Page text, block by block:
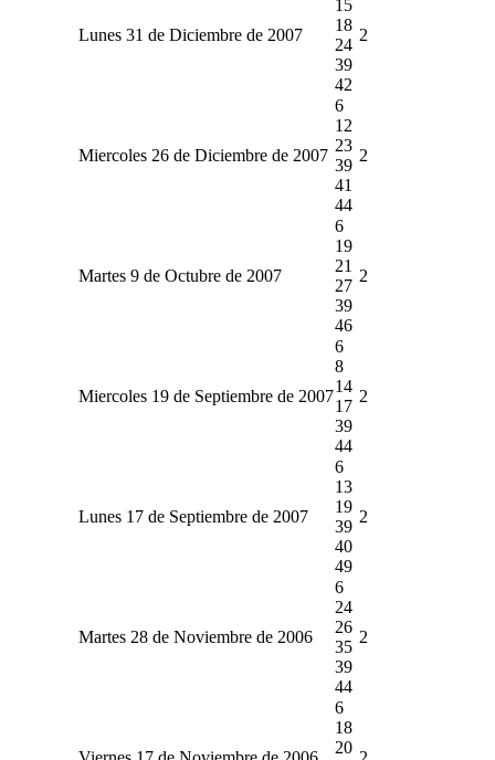
Lunes 31 de Diciembre de 2007
15
18
24
39
42
2
Miercoles 26 de Diciembre de 2007
6
12
23
39
41
44
2
Martes 9 de Octubre de 2007
6
19
21
27
39
46
2
Miercoles 19 de Septiembre de 2007
6
8
14
17
39
44
2
Lunes 17 de Septiembre de 2007
6
13
19
39
40
49
2
Martes 28 de Noviembre de 2006
6
24
26
35
39
44
2
6
18
20